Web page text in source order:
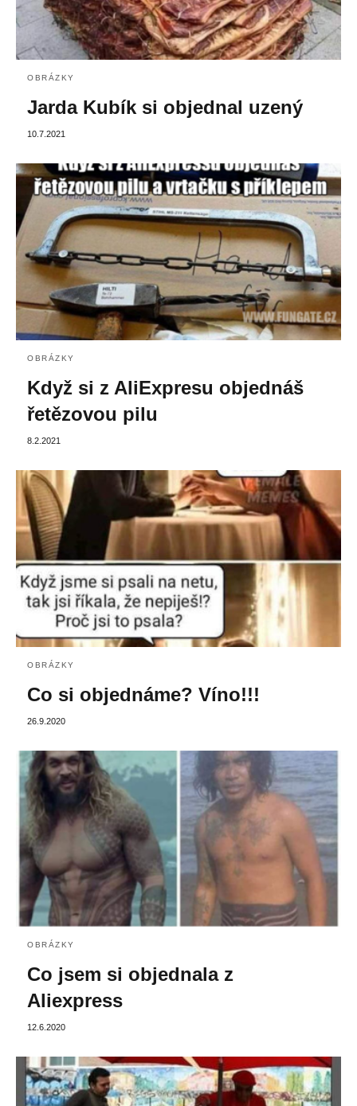
OBRÁZKY
Jarda Kubík si objednal uzený
10.7.2021
OBRÁZKY
Když si z AliExpresu objednáš
řetězovou pilu
8.2.2021
OBRÁZKY
Co si objednáme? Víno!!!
26.9.2020
OBRÁZKY
Co jsem si objednala z
Aliexpress
12.6.2020